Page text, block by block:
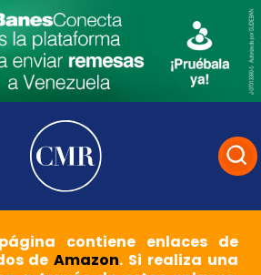
contiene enlaces de
deAmazon. Si realiza una